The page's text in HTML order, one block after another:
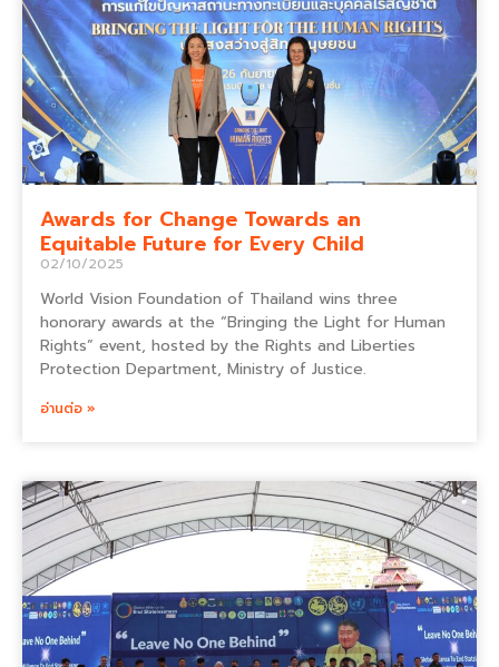
Awards for Change Towards an
Equitable Future for Every Child
02/10/2025
World Vision Foundation of Thailand wins three
honorary awards at the “Bringing the Light for Human
Rights” event, hosted by the Rights and Liberties
Protection Department, Ministry of Justice.
อ่านต่อ »